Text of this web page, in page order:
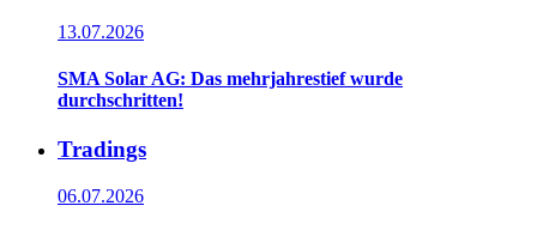
13.07.2026
SMA Solar AG: Das mehrjahrestief wurde
durchschritten!
Tradings
06.07.2026